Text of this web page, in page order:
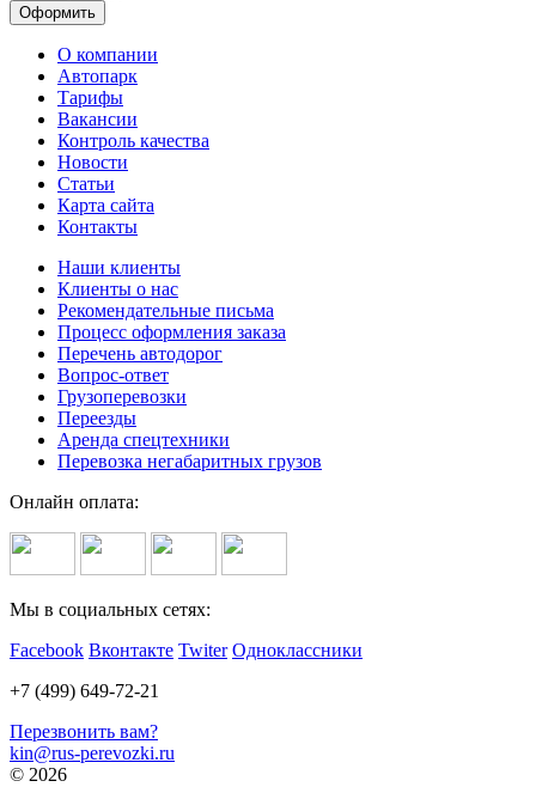
О компании
Автопарк
Тарифы
Вакансии
Контроль качества
Новости
Статьи
Карта сайта
Контакты
Наши клиенты
Клиенты о нас
Рекомендательные письма
Процесс оформления заказа
Перечень автодорог
Вопрос-ответ
Грузоперевозки
Переезды
Аренда спецтехники
Перевозка негабаритных грузов
Онлайн оплата:
Мы в социальных сетях:
Facebook Вконтакте Twiter Одноклассники
+7 (499) 649-72-21
Перезвонить вам?
kin@rus-perevozki.ru
© 2026